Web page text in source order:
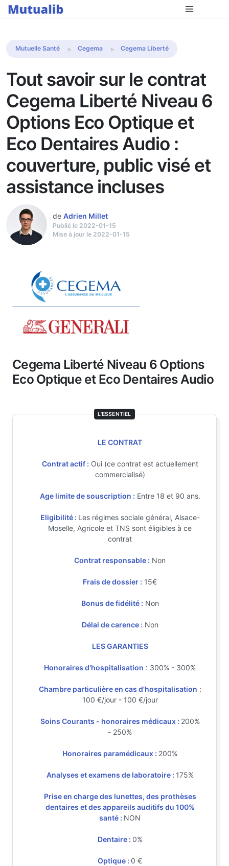
Comparer les mutuelles
Mutuelle Santé Cegema Cegema Liberté
Tout savoir sur le contrat
Cegema Liberté Niveau 6
Options Eco Optique et
Eco Dentaires Audio :
couverture, public visé et
assistance incluses
de Adrien Millet
Publié le 2022-01-15
Mise à jour le 2022-01-15
Cegema Liberté Niveau 6 Options
Eco Optique et Eco Dentaires Audio
L'ESSENTIEL
LE CONTRAT
Contrat actif : Oui (ce contrat est actuellement
commercialisé)
Age limite de souscription : Entre 18 et 90 ans.
Eligibilité : Les régimes sociale général, Alsace-
Moselle, Agricole et TNS sont éligibles à ce
contrat
Contrat responsable : Non
Frais de dossier : 15€
Bonus de fidélité : Non
Délai de carence : Non
LES GARANTIES
Honoraires d'hospitalisation : 300% - 300%
Chambre particulière en cas d'hospitalisation :
100 €/jour - 100 €/jour
Soins Courants - honoraires médicaux : 200%
- 250%
Honoraires paramédicaux : 200%
Analyses et examens de laboratoire : 175%
Prise en charge des lunettes, des prothèses
dentaires et des appareils auditifs du 100%
santé : NON
Dentaire : 0%
Optique : 0 €